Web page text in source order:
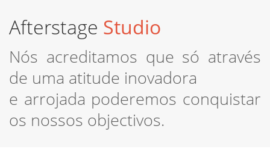
Afterstage Studio
Nós acreditamos que só através
de uma atitude inovadora
e arrojada poderemos conquistar
os nossos objectivos.